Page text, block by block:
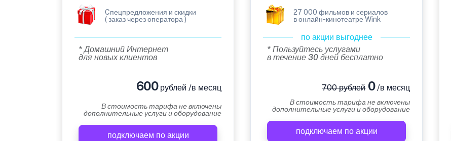
Cпецпредложения и скидки
( заказ через оператора )
* Домашний Интернет
для новых клиентов
600рублей /в месяц
В стоимость тарифа не включены
дополнительные услуги и оборудование
подключаем по акции
27 000 фильмов и сериалов
в онлайн-кинотеатре Wink
по акции выгоднее
* Пользуйтесь услугами
в течение 30 дней бесплатно
700 рублей0/в месяц
В стоимость тарифа не включены
дополнительные услуги и оборудование
подключаем по акции